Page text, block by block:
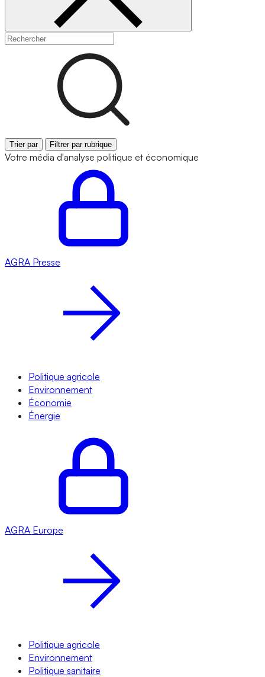
Trier par Filtrer par rubrique
Votre média d'analyse politique et économique
AGRA Presse
Politique agricole
Environnement
Économie
Énergie
AGRA Europe
Politique agricole
Environnement
Politique sanitaire